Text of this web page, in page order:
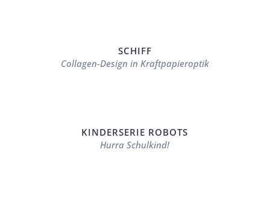
SCHIFF
Collagen-Design in Kraftpapieroptik
KINDERSERIE ROBOTS
Hurra Schulkind!